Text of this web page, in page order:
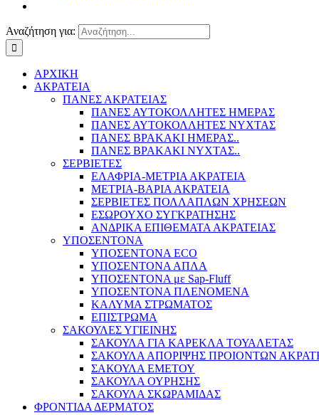
Αναζήτηση για:
ΑΡΧΙΚΗ
ΑΚΡΑΤΕΙΑ
ΠΑΝΕΣ ΑΚΡΑΤΕΙΑΣ
ΠΑΝΕΣ ΑΥΤΟΚΟΛΛΗΤΕΣ ΗΜΕΡΑΣ
ΠΑΝΕΣ ΑΥΤΟΚΟΛΛΗΤΕΣ ΝΥΧΤΑΣ
ΠΑΝΕΣ ΒΡΑΚΑΚΙ ΗΜΕΡΑΣ..
ΠΑΝΕΣ ΒΡΑΚΑΚΙ ΝΥΧΤΑΣ..
ΣΕΡΒΙΕΤΕΣ
ΕΛΑΦΡΙΑ-ΜΕΤΡΙΑ ΑΚΡΑΤΕΙΑ
ΜΕΤΡΙΑ-ΒΑΡΙΑ ΑΚΡΑΤΕΙΑ
ΣΕΡΒΙΕΤΕΣ ΠΟΛΛΑΠΛΩΝ ΧΡΗΣΕΩΝ
ΕΣΩΡΟΥΧΟ ΣΥΓΚΡΑΤΗΣΗΣ
ΑΝΔΡΙΚΑ ΕΠΙΘΕΜΑΤΑ ΑΚΡΑΤΕΙΑΣ
ΥΠΟΣΕΝΤΟΝΑ
ΥΠΟΣΕΝΤΟΝΑ ECO
ΥΠΟΣΕΝΤΟΝΑ ΑΠΛΑ
ΥΠΟΣΕΝΤΟΝΑ με Sap-Fluff
ΥΠΟΣΕΝΤΟΝΑ ΠΛΕΝΟΜΕΝΑ
ΚΑΛΥΜΑ ΣΤΡΩΜΑΤΟΣ
ΕΠΙΣΤΡΩΜΑ
ΣΑΚΟΥΛΕΣ ΥΓΙΕΙΝΗΣ
ΣΑΚΟΥΛΑ ΓΙΑ ΚΑΡΕΚΛΑ ΤΟΥΑΛΕΤΑΣ
ΣΑΚΟΥΛΑ ΑΠΟΡΙΨΗΣ ΠΡΟΙΟΝΤΩΝ
ΣΑΚΟΥΛΑ ΕΜΕΤΟΥ
ΣΑΚΟΥΛΑ ΟΥΡΗΣΗΣ
ΣΑΚΟΥΛΑ ΣΚΩΡΑΜΙΔΑΣ
ΦΡΟΝΤΙΔΑ ΔΕΡΜΑΤΟΣ